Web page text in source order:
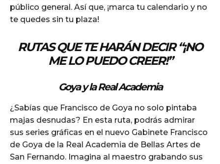
público general. Así que, ¡marca tu calendario y no
te quedes sin tu plaza!
RUTAS QUE TE HARÁN DECIR “¡NO
ME LO PUEDO CREER!”
Goya y la Real Academia
¿Sabías que Francisco de Goya no solo pintaba
majas desnudas? En esta ruta, podrás admirar
sus series gráficas en el nuevo Gabinete Francisco
de Goya de la Real Academia de Bellas Artes de
San Fernando. Imagina al maestro grabando sus